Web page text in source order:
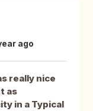
ago
really nice
as
in a Typical